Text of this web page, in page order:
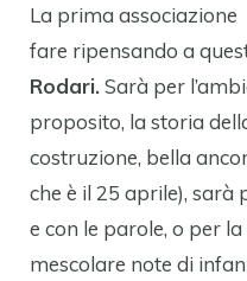
La prima associazione
fare ripensando a
Rodari.Sarà per
proposito, la storia
costruzione, bella
che è il 25 aprile), sarà
e con le parole, o per
mescolare note di